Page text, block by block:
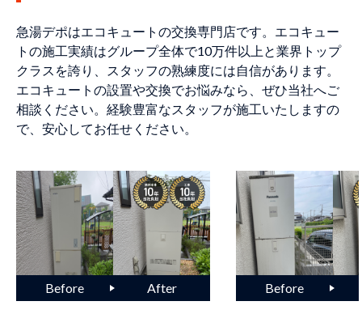
急湯デポはエコキュートの交換専門店です。エコキュー
トの施工実績はグループ全体で10万件以上と業界トップ
クラスを誇り、スタッフの熟練度には自信があります。
エコキュートの設置や交換でお悩みなら、ぜひ当社へご
相談ください。経験豊富なスタッフが施工いたしますの
で、安心してお任せください。